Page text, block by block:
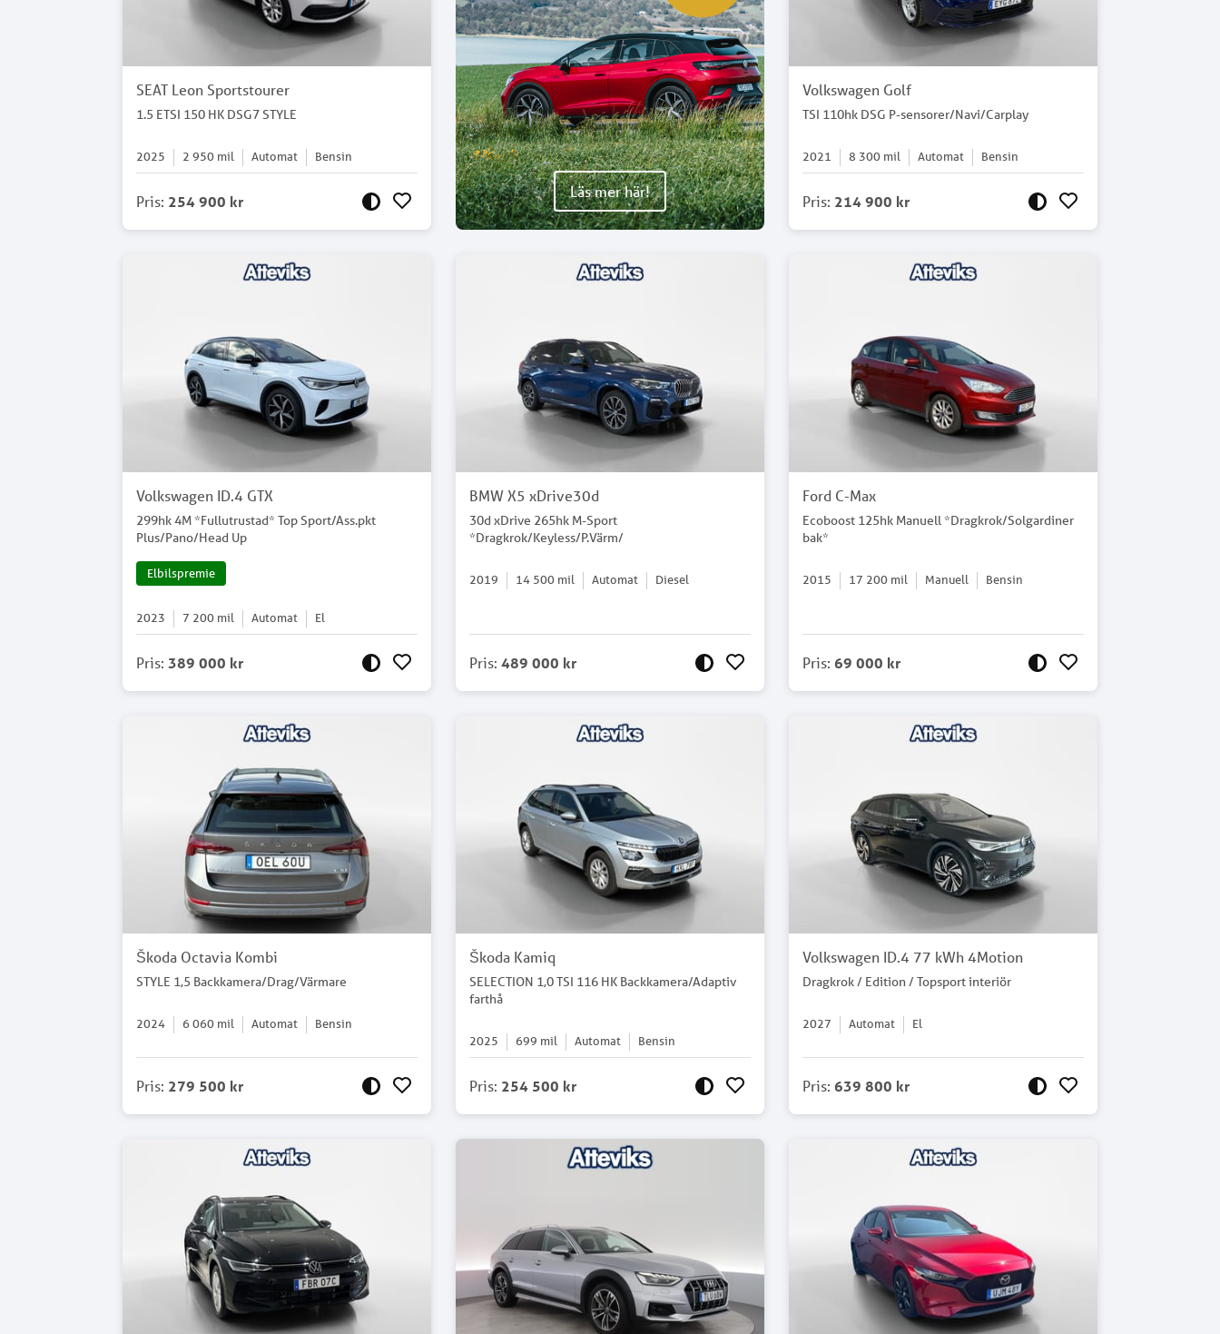
SEAT Leon Sportstourer
1.5 ETSI 150 HK DSG7 STYLE
2025 2 950 mil Automat Bensin
Pris: 254 900 kr
Läs mer här!
Volkswagen Golf
TSI 110hk DSG P-sensorer/Navi/Carplay
2021 8 300mil Automat Bensin
Pris: 214 900 kr
Volkswagen ID.4 GTX
299hk 4M *Fullutrustad* Top Sport/Ass.pkt
Plus/Pano/Head Up
Elbilspremie
2023 7 200 mil Automat El
Pris:389 000 kr
BMW X5 xDrive30d
30d xDrive 265hk M-Sport
*Dragkrok/Keyless/P.Värm/
2019 14 500 mil Automat Diesel
Pris:489 000 kr
Ford C-Max
Ecoboost 125hk Manuell *Dragkrok/Solgardiner
bak*
2015 17 200mil Manuell Bensin
Pris: 69 000 kr
Škoda Octavia Kombi
STYLE 1,5 Backkamera/Drag/Värmare
2024 6 060 mil Automat Bensin
Pris: 279 500 kr
Škoda Kamiq
SELECTION 1,0 TSI 116 HK Backkamera/Adaptiv
farthå
2025 699 mil Automat Bensin
Pris: 254 500 kr
Volkswagen ID.4 77 kWh 4Motion
Dragkrok / Edition / Topsport interiör
2027 Automat El
Pris: 639 800 kr